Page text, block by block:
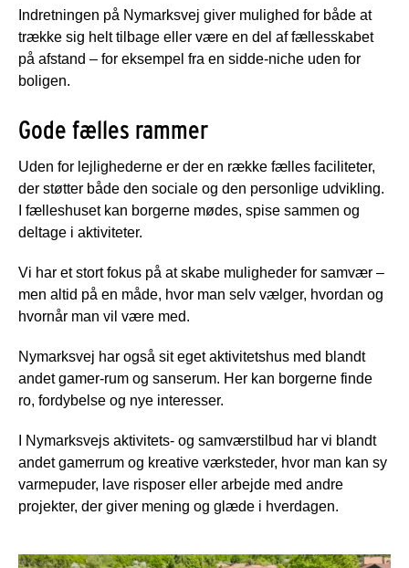
Indretningen på Nymarksvej giver mulighed for både at
trække sig helt tilbage eller være en del af fællesskabet
på afstand – for eksempel fra en sidde-niche uden for
boligen.
Gode fælles rammer
Uden for lejlighederne er der en række fælles faciliteter,
der støtter både den sociale og den personlige udvikling.
I fælleshuset kan borgerne mødes, spise sammen og
deltage i aktiviteter.
Vi har et stort fokus på at skabe muligheder for samvær –
men altid på en måde, hvor man selv vælger, hvordan og
hvornår man vil være med.
Nymarksvej har også sit eget aktivitetshus med blandt
andet gamer-rum og sanserum. Her kan borgerne finde
ro, fordybelse og nye interesser.
I Nymarksvejs aktivitets- og samværstilbud har vi blandt
andet gamerrum og kreative værksteder, hvor man kan sy
varmepuder, lave risposer eller arbejde med andre
projekter, der giver mening og glæde i hverdagen.